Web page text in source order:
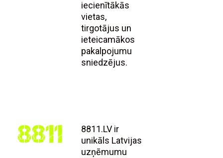
iecienītākās
vietas,
tirgotājus un
ieteicamākos
pakalpojumu
sniedzējus.
8811.LV ir
unikāls Latvijas
uzņēmumu